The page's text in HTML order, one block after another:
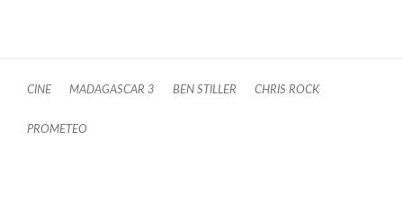
CINE MADAGASCAR 3 BEN STILLER CHRIS ROCK
PROMETEO